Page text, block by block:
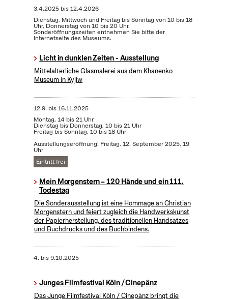
3.4.2025bis12.4.2026
Dienstag, Mittwoch und Freitag bis Sonntag von 10 bis 18
Uhr, Donnerstag von 10 bis 20 Uhr.
Sonderöffnungszeiten entnehmen Sie bitte der
Internetseite des Museums.
Licht in dunklen Zeiten - Ausstellung
Mittelalterliche Glasmalerei aus dem Khanenko
Museum in Kyjiw
12.9. bis16.11.2025
Montag, 14 bis 21 Uhr
Dienstag bis Donnerstag, 10 bis 21 Uhr
Freitag bis Sonntag, 10 bis 18 Uhr
Ausstellungseröffnung: Freitag, 12. September 2025, 19
Uhr
Eintritt frei
Mein Morgenstern – 120 Hände und ein 111.
Todestag
Die Sonderausstellung ist eine Hommage an Christian
Morgenstern und feiert zugleich die Handwerkskunst
der Papierherstellung, des traditionellen Handsatzes
und Buchdrucks und des Buchbindens.
4. bis9.10.2025
Junges Filmfestival Köln / Cinepänz
Das Junge Filmfestival Köln / Cinepänz bringt die